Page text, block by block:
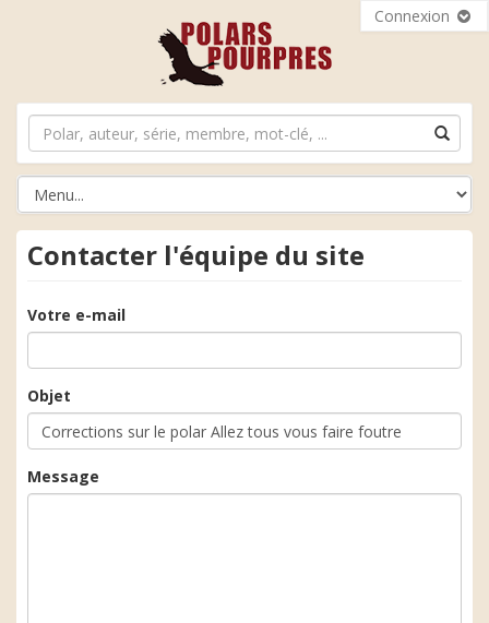
Connexion
Contacter l'équipe du site
Votre e-mail
Objet
Message